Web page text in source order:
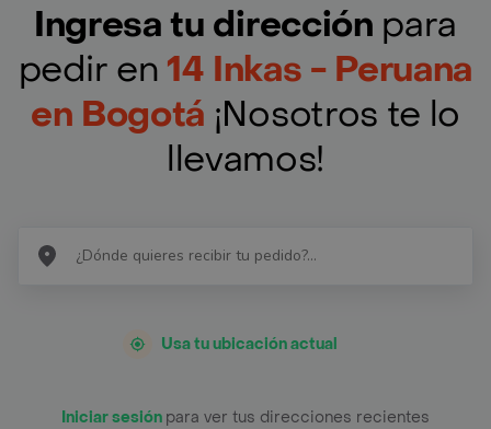
Ingresa tu dirección para
pedir en 14 Inkas - Peruana
en Bogotá ¡Nosotros te lo
llevamos!
Usa tu ubicación actual
Iniciar sesión para ver tus direcciones recientes